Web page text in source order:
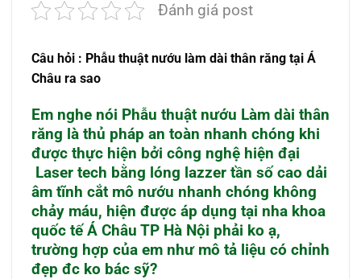
Đánh giá post
Câu hỏi : Phẫu thuật nướu làm dài thân răng tại Á
Châu ra sao
Em nghe nói Phẫu thuật nướu Làm dài thân
răng là thủ pháp an toàn nhanh chóng khi
được thực hiện bởi công nghệ hiện đại
Laser tech bằng lóng lazzer tần số cao dải
âm tĩnh cắt mô nướu nhanh chóng không
chảy máu, hiện được áp dụng tại nha khoa
quốc tế Á Châu TP Hà Nội phải ko ạ,
trường hợp của em như mô tả liệu có chỉnh
đẹp đc ko bác sỹ?